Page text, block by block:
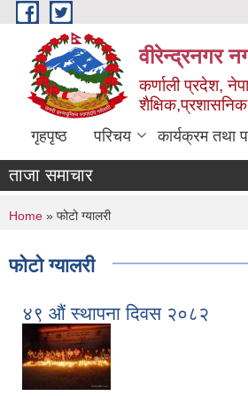
Skip to main content
वीरेन्द्रनगर
कर्णाली प्रदेश,
गृहपृष्ठ परिचय कार्यक्रम तथा
ताजा समाचार
You are here
Home » फोटो ग्यालरी
फोटो ग्यालरी
४९ ‍‌औं स्थापना दिवस २०८२